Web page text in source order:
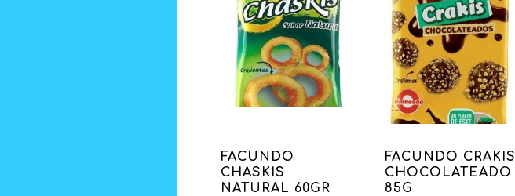
FACUNDO
CHASKIS
NATURAL 60GR
FACUNDO CRAKIS
CHOCOLATEADO
85G